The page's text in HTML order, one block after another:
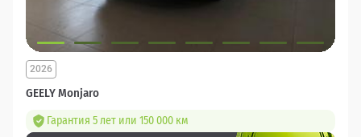
GEELY Monjaro
2026
Гарантия 5 лет или 150 000 км